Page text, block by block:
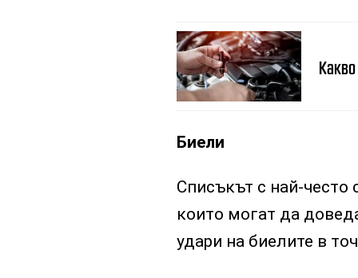
Биели
Списъкът с най-често
които могат да
удари на биелите в